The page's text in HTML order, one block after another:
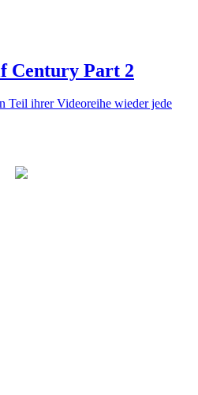
Century Part 2
ihrer Videoreihe wieder jede